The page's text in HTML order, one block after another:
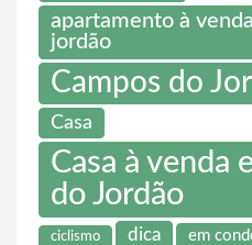
apartamento à
jordão
Campos do
Casa
Casa à venda
do Jordão
ciclismo dica em